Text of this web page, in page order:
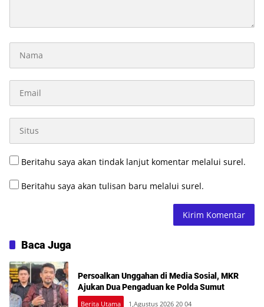
Beritahu saya akan tindak lanjut komentar melalui surel.
Beritahu saya akan tulisan baru melalui surel.
Baca Juga
Persoalkan Unggahan di Media Sosial, MKR
Ajukan Dua Pengaduan ke Polda Sumut
Berita Utama 1,Agustus 2026 20 04